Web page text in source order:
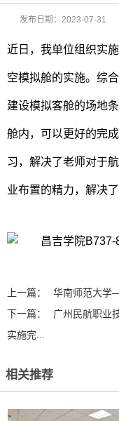
发布日期： 2023-07-31
近日，我单位组织实
空模拟舱的实施。综
建设模拟客舱的场地
舱内，可以更好的完
习，解决了老师对于
业布置的精力，解决
上一篇：
华南师范大学
下一篇：
广州民航职业
实施完...
相关推荐